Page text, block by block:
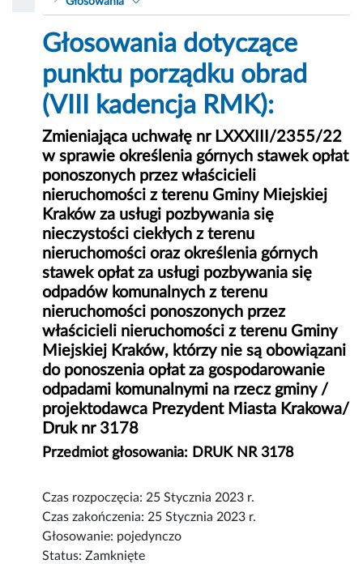
Głosowania dotyczące
punktu porządku obrad
(VIII kadencja RMK):
Zmieniająca uchwałę nr LXXXIII/2355/22
w sprawie określenia górnych stawek opłat
ponoszonych przez właścicieli
nieruchomości z terenu Gminy Miejskiej
Kraków za usługi pozbywania się
nieczystości ciekłych z terenu
nieruchomości oraz określenia górnych
stawek opłat za usługi pozbywania się
odpadów komunalnych z terenu
nieruchomości ponoszonych przez
właścicieli nieruchomości z terenu Gminy
Miejskiej Kraków, którzy nie są obowiązani
do ponoszenia opłat za gospodarowanie
odpadami komunalnymi na rzecz gminy /
projektodawca Prezydent Miasta Krakowa/
Druk nr 3178
Przedmiot głosowania: DRUK NR 3178
Czas rozpoczęcia: 25 Stycznia 2023 r.
Czas zakończenia: 25 Stycznia 2023 r.
Głosowanie: pojedynczo
Status: Zamknięte